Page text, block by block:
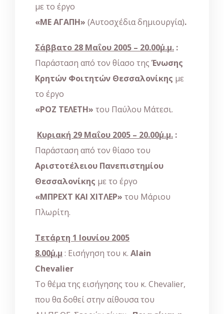
με το έργο
«ΜΕ ΑΓΑΠΗ» (Αυτοσχέδια δημιουργία).
Σάββατο 28 Μαΐου 2005 – 20.00΄μ.μ. :
Παράσταση από τον θίασο τηςΈνωσης
Κρητών Φοιτητών Θεσσαλονίκης με
το έργο
«ΡΟΖ ΤΕΛΕΤΗ» του Παύλου Μάτεσι.
Κυριακή 29 Μαΐου 2005 – 20.00΄μ.μ. :
Παράσταση από τον θίασο του
Αριστοτέλειου Πανεπιστημίου
Θεσσαλονίκης με το έργο
«ΜΠΡΕΧΤ ΚΑΙ ΧΙΤΛΕΡ» του Μάριου
Πλωρίτη.
Τετάρτη 1 Ιουνίου 2005
8.00΄μ.μ : Εισήγηση του κ. Alain
Chevalier
Το θέμα της εισήγησης του κ. Chevalier,
που θα δοθεί στην αίθουσα του